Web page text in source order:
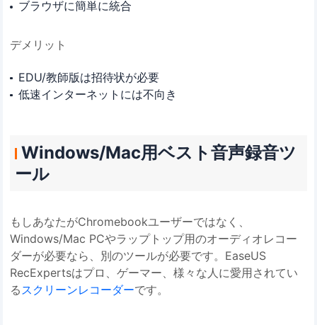
ブラウザに簡単に統合
デメリット
EDU/教師版は招待状が必要
低速インターネットには不向き
Windows/Mac用ベスト音声録音ツ
ール
もしあなたがChromebookユーザーではなく、
Windows/Mac PCやラップトップ用のオーディオレコー
ダーが必要なら、別のツールが必要です。EaseUS
RecExpertsはプロ、ゲーマー、様々な人に愛用されてい
るスクリーンレコーダーです。